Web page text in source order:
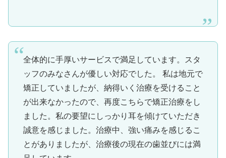
全体的に手厚いサービスで満足しています。スタ
ッフのみなさんが優しい対応でした。 私は地元で
矯正していましたが、納得いく治療を受けること
が出来なかったので、再度こちらで矯正治療をし
ました。私の要望にしっかり耳を傾けていただき
誠意を感じました。治療中、強い痛みを感じるこ
とがありましたが、治療後の現在の歯並びには満